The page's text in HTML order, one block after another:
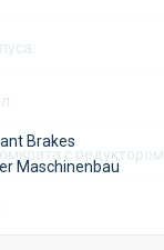
Brakes
Maschinenbau
с редуктором: